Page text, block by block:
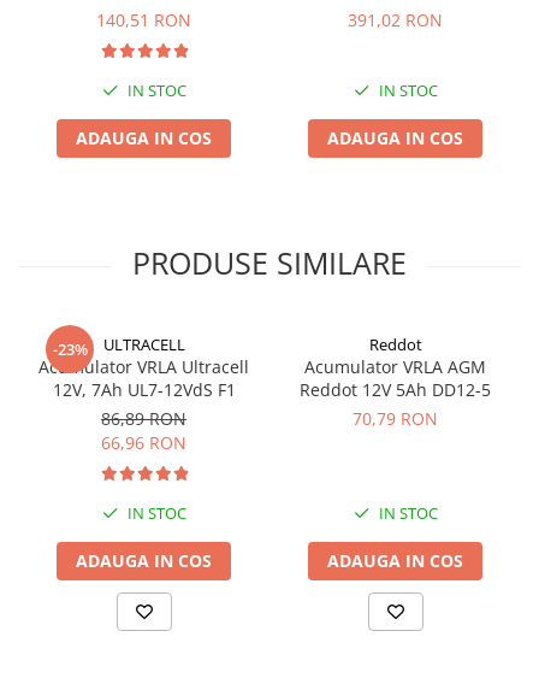
Panouri portabile
Racire/Incalzire
Statii energie portabile
Diverse
Tablouri electrice
Lumina (Becuri si Lanterne)
Laptop & PC accesorii, baterii,
cabluri USB, prelungitoare USB
Cablu de date si Adaptoare
Solutii solare portabile
Lichidare de stoc
Acumulatori
Temperatura de functionare: 0-40°C
Dimensiuni: 300 x 438 x 86 mm
140,51 RON
IN STOC
ADAUGA IN COS
391,02 RON
IN STOC
ADAUGA IN COS
PRODUSE SIMILARE
-23% ULTRACELL
Acumulator VRLA Ultracell
12V, 7Ah UL7-12VdS F1
86,89 RON
66,96 RON
IN STOC
ADAUGA IN COS
Reddot
Acumulator VRLA AGM
Reddot 12V 5Ah DD12-5
70,79 RON
IN STOC
ADAUGA IN COS